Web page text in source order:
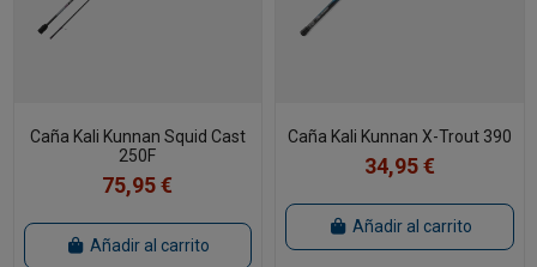
Caña Kali Kunnan Squid Cast
250F
75,95 €
Añadir al carrito
Caña Kali Kunnan X-Trout 390
34,95 €
Añadir al carrito